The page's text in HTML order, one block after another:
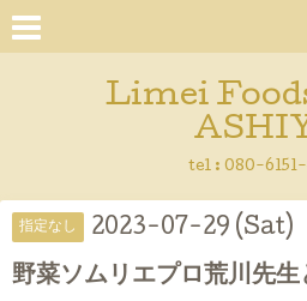
Limei
tel : 080-
指定なし 2023-07-29 (Sat)
野菜ソムリエプロ荒川先